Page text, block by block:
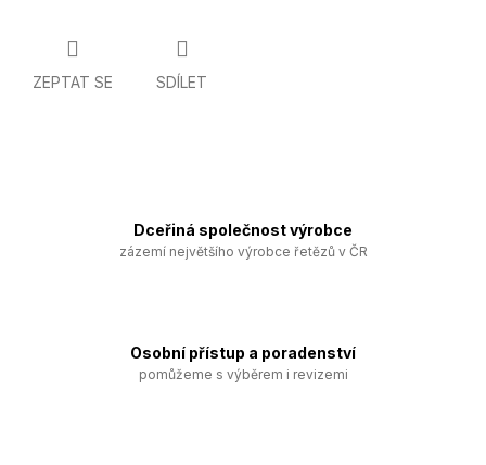
ZEPTAT SE SDÍLET
Dceřiná společnost výrobce
zázemí největšího výrobce řetězů v ČR
Osobní přístup a poradenství
pomůžeme s výběrem i revizemi